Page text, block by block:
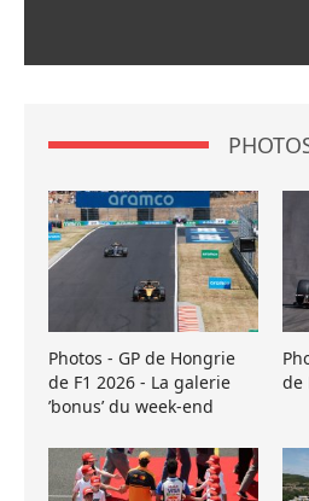
Photos - GP de Hongrie
de F1 2026 - La galerie
’bonus’ du week-end
de